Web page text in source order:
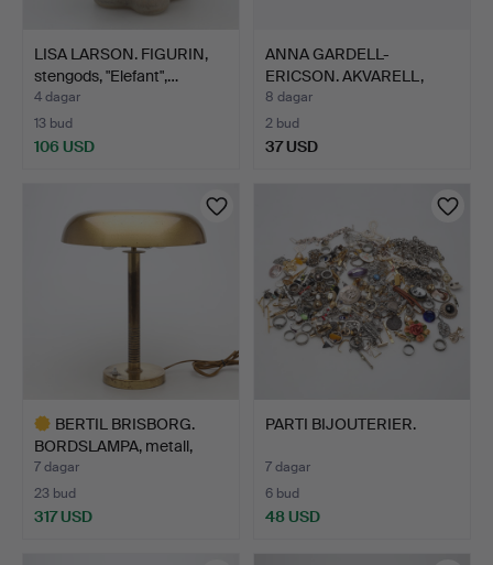
LISA LARSON. FIGURIN,
stengods, "Elefant",…
4 dagar
13 bud
106 USD
ANNA GARDELL-
ERICSON. AKVARELL,
hamnmotiv,…
8 dagar
2 bud
37 USD
BERTIL BRISBORG.
BORDSLAMPA, metall,
model…
7 dagar
23 bud
317 USD
PARTI BIJOUTERIER.
7 dagar
6 bud
48 USD